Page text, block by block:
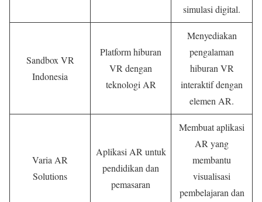
simulasi digital.
Sandbox VR
Indonesia
Platform hiburan
VR dengan
teknologi AR
Menyediakan
pengalaman
hiburan VR
interaktif dengan
elemen AR.
Varia AR
Solutions
Aplikasi AR untuk
pendidikan dan
pemasaran
Membuat aplikasi
AR yang
membantu
visualisasi
pembelajaran dan